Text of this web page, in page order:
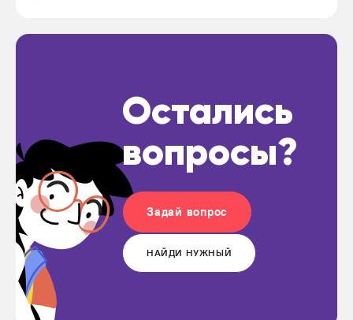
Остались
вопросы?
Задай вопрос
НАЙДИ НУЖНЫЙ